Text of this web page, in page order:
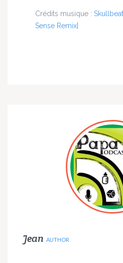
Crédits musique :
Sense Remix]
Jean AUTHOR